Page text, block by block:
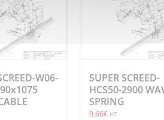
W06-
SUPER SCREED-
HCS50-2900
SPRING
0,66€ HT